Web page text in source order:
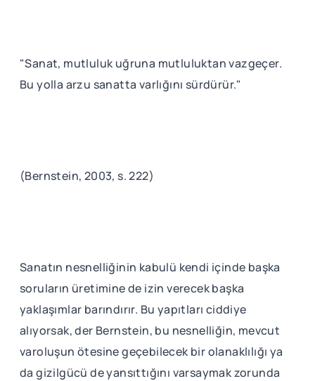
"Sanat, mutluluk uğruna mutluluktan vazgeçer.
Bu yolla arzu sanatta varlığını sürdürür."
(Bernstein, 2003, s. 222)
Sanatın nesnelliğinin kabulü kendi içinde başka
soruların üretimine de izin verecek başka
yaklaşımlar barındırır. Bu yapıtları ciddiye
alıyorsak, der Bernstein, bu nesnelliğin, mevcut
varoluşun ötesine geçebilecek bir olanaklılığı ya
da gizilgücü de yansıttığını varsaymak zorunda